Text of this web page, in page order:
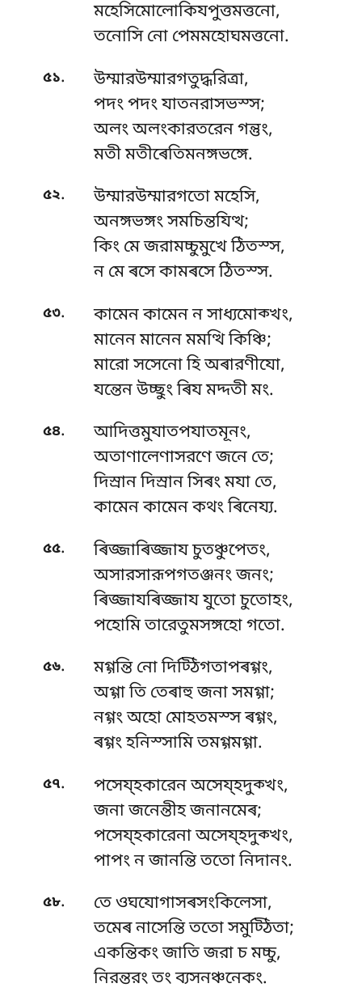
মহেসিমোলোকিযপুত্তমত্তনো,
তনোসি নো পেমমহোঘমত্তনো.
৫১.
উম্মারউম্মারগতুদ্ধরিত্ৰা,
পদং পদং যাতনরাসভস্স;
অলং অলংকারতরেন গন্তুং,
মতী মতীৰেতিমনঙ্গভঙ্গে.
৫২.
উম্মারউম্মারগতো মহেসি,
অনঙ্গভঙ্গং সমচিন্তযিত্থ;
কিং মে জরামচ্চুমুখে ঠিতস্স,
ন মে ৰসে কামৰসে ঠিতস্স.
৫৩.
কামেন কামেন ন সাধ্যমোক্খং,
মানেন মানেন মমত্থি কিঞ্চি;
মারো সসেনো হি অৰারণীযো,
যন্তেন উচ্ছুং ৰিয মদ্দতী মং.
৫৪.
আদিত্তমুযাতপযাতমূনং,
অতাণালেণাসরণে জনে তে;
দিস্ৰান দিস্ৰান সিৰং মযা তে,
কামেন কামেন কথং ৰিনেয্য.
৫৫.
ৰিজ্জাৰিজ্জায চুতঞ্চুপেতং,
অসারসারূপগতঞ্জনং জনং;
ৰিজ্জাযৰিজ্জায যুতো চুতোহং,
পহোমি তারেতুমসঙ্গহো গতো.
৫৬.
মগ্গন্তি নো দিট্ঠিগতাপৰগ্গং,
অগ্গা তি তেৰাহু জনা সমগ্গা;
নগ্গং অহো মোহতমস্স ৰগ্গং,
ৰগ্গং হনিস্সামি তমগ্গমগ্গা.
৫৭.
পসেয্হকারেন অসেয্হদুক্খং,
জনা জনেন্তীহ জনানমেৰ;
পসেয্হকারেনা অসেয্হদুক্খং,
পাপং ন জানন্তি ততো নিদানং.
৫৮.
তে ওঘযোগাসৰসংকিলেসা,
তমেৰ নাসেন্তি ততো সমুট্ঠিতা;
একন্তিকং জাতি জরা চ মচ্চু,
নিরন্তরং তং ব্যসনঞ্চনেকং.